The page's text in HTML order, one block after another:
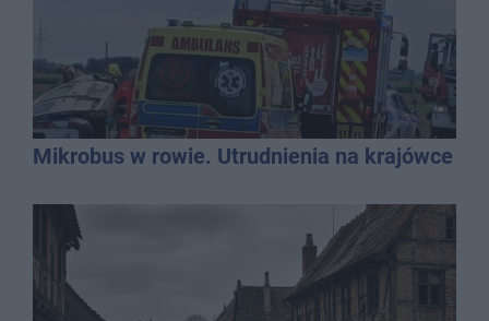
Mikrobus w rowie. Utrudnienia na krajówce